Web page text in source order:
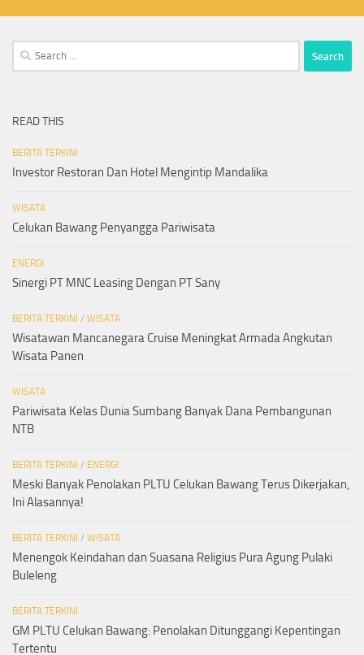
Search
for:
READ THIS
BERITA TERKINI
Investor Restoran Dan Hotel Mengintip Mandalika
WISATA
Celukan Bawang Penyangga Pariwisata
ENERGI
Sinergi PT MNC Leasing Dengan PT Sany
BERITA TERKINI / WISATA
Wisatawan Mancanegara Cruise Meningkat Armada Angkutan
Wisata Panen
WISATA
Pariwisata Kelas Dunia Sumbang Banyak Dana Pembangunan
NTB
BERITA TERKINI / ENERGI
Meski Banyak Penolakan PLTU Celukan Bawang Terus Dikerjakan,
Ini Alasannya!
BERITA TERKINI / WISATA
Menengok Keindahan dan Suasana Religius Pura Agung Pulaki
Buleleng
BERITA TERKINI
GM PLTU Celukan Bawang: Penolakan Ditunggangi Kepentingan
Tertentu